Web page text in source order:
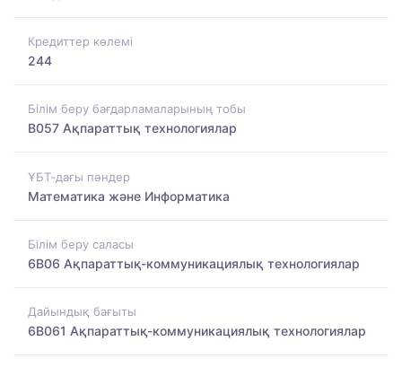
Кредиттер көлемі
244
Білім беру бағдарламаларының тобы
B057 Ақпараттық технологиялар
ҰБТ-дағы пәндер
Математика және Информатика
Білім беру саласы
6B06 Ақпараттық-коммуникациялық технологиялар
Дайындық бағыты
6B061 Ақпараттық-коммуникациялық технологиялар